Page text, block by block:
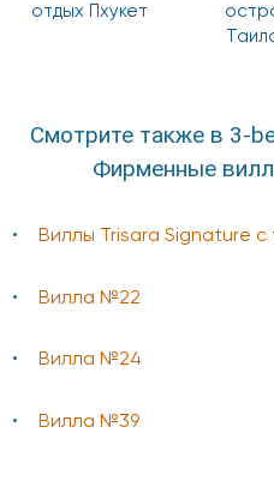
отдых Пхукет
Смотрите также в 3-
Фирменные
Виллы Trisara Signature с
Вилла №22
Вилла №24
Вилла №39